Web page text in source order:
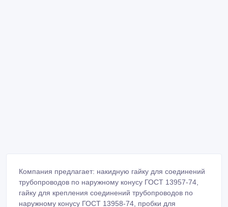
Компания предлагает: накидную гайку для соединений
трубопроводов по наружному конусу ГОСТ 13957-74,
гайку для крепления соединений трубопроводов по
наружному конусу ГОСТ 13958-74, пробки для